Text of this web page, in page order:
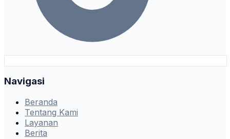
Navigasi
Beranda
Tentang Kami
Layanan
Berita